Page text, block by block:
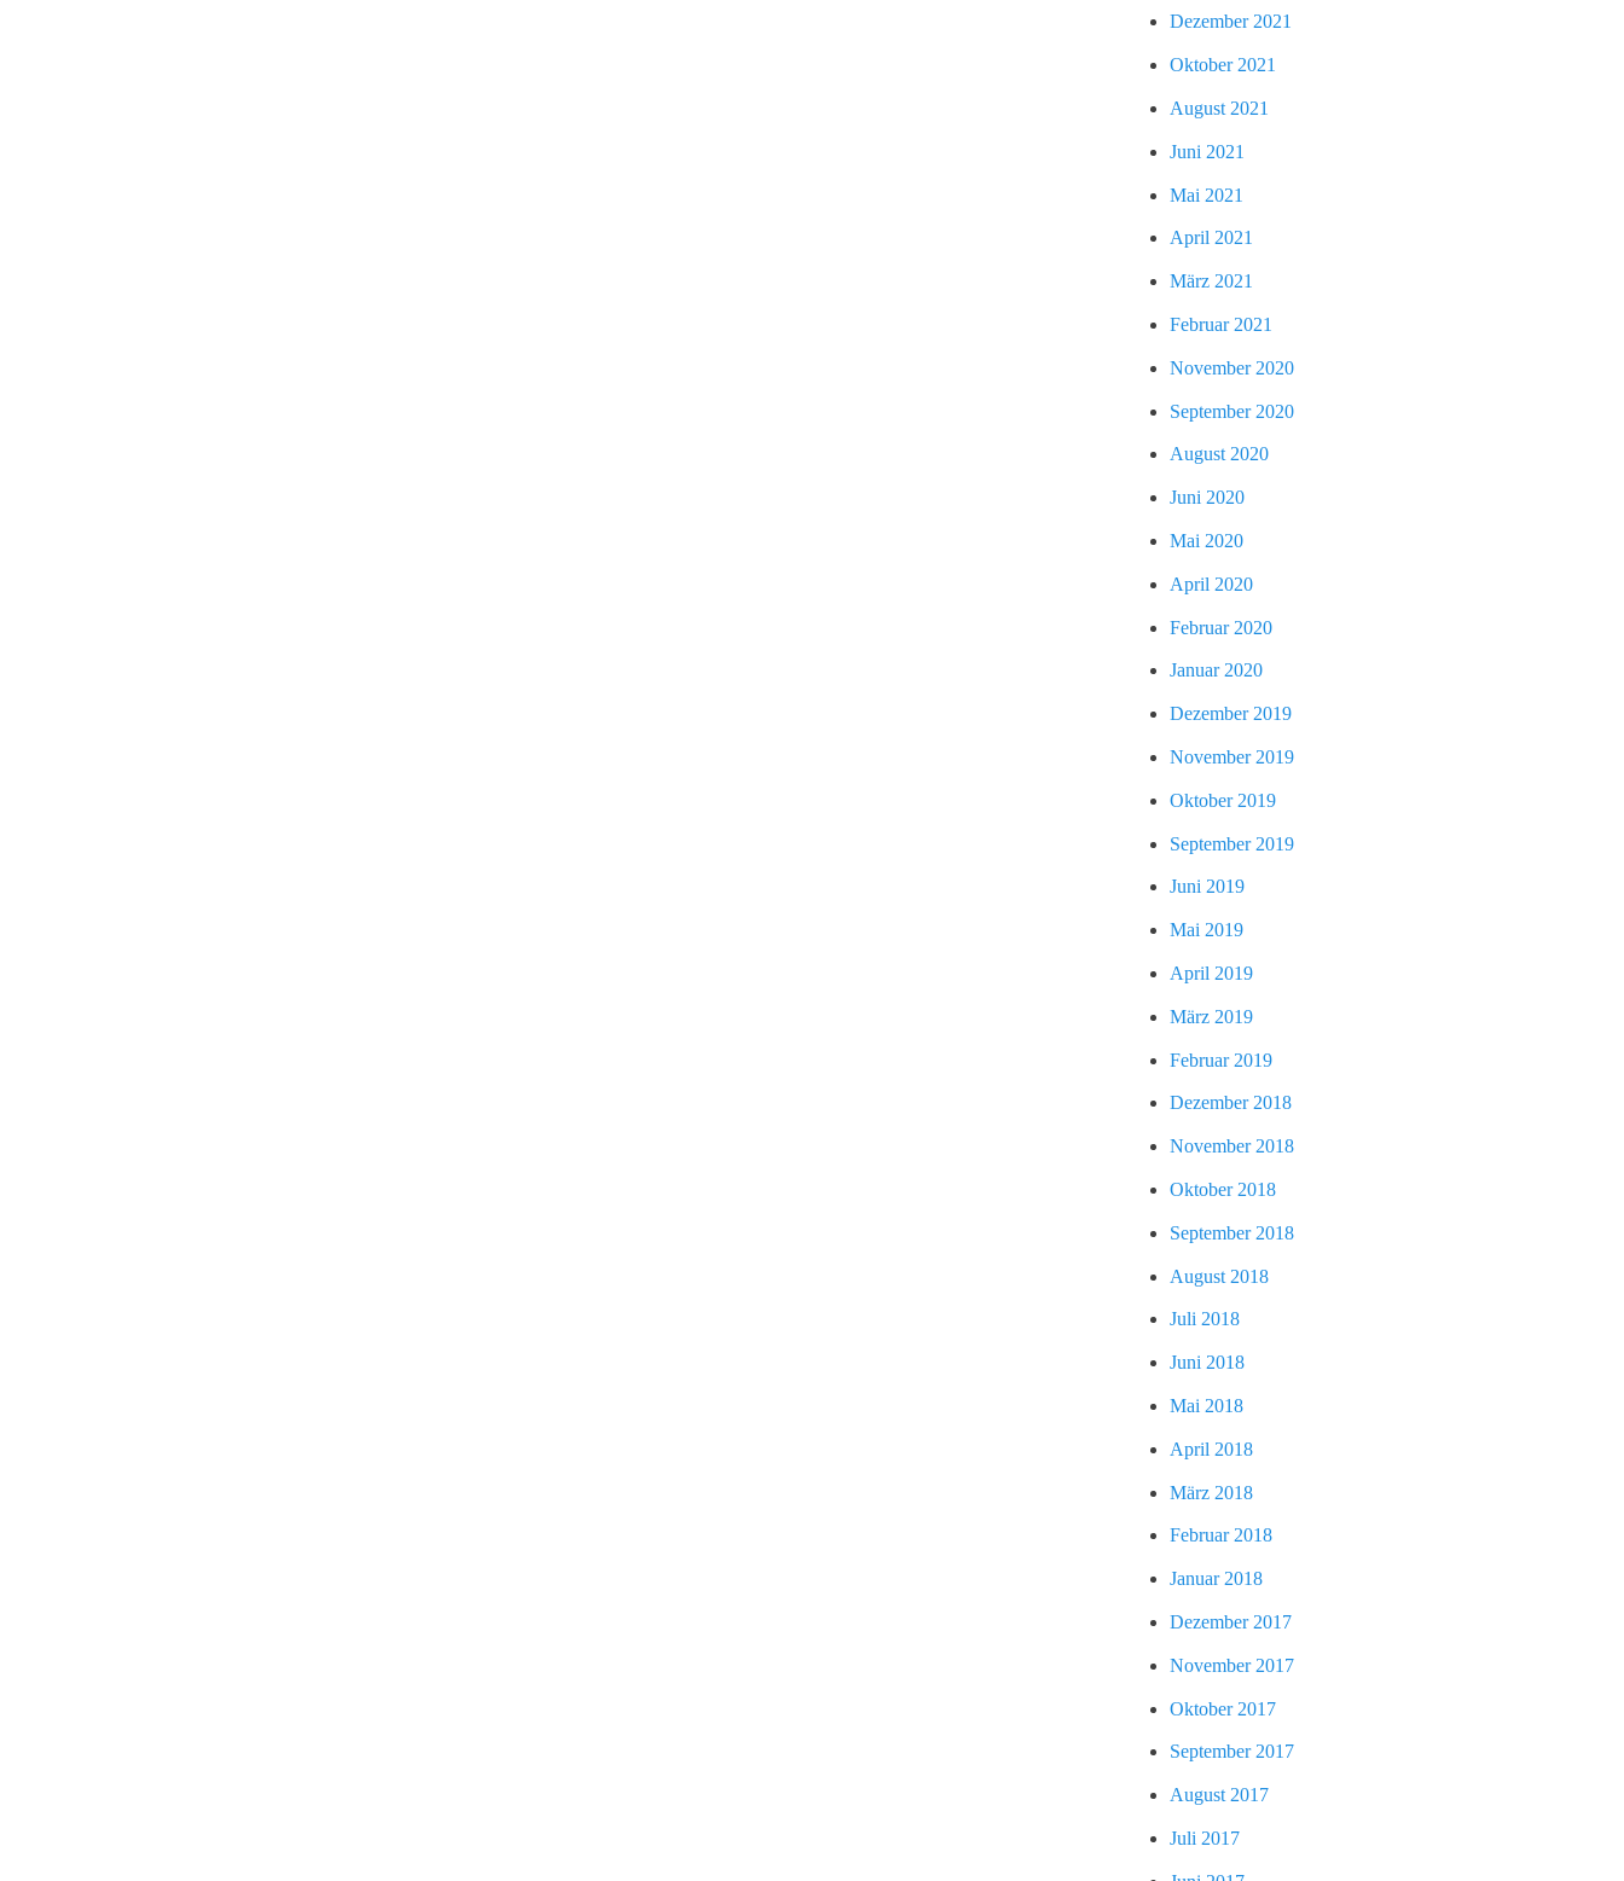
Dezember 2021
Oktober 2021
August 2021
Juni 2021
Mai 2021
April 2021
März 2021
Februar 2021
November 2020
September 2020
August 2020
Juni 2020
Mai 2020
April 2020
Februar 2020
Januar 2020
Dezember 2019
November 2019
Oktober 2019
September 2019
Juni 2019
Mai 2019
April 2019
März 2019
Februar 2019
Dezember 2018
November 2018
Oktober 2018
September 2018
August 2018
Juli 2018
Juni 2018
Mai 2018
April 2018
März 2018
Februar 2018
Januar 2018
Dezember 2017
November 2017
Oktober 2017
September 2017
August 2017
Juli 2017